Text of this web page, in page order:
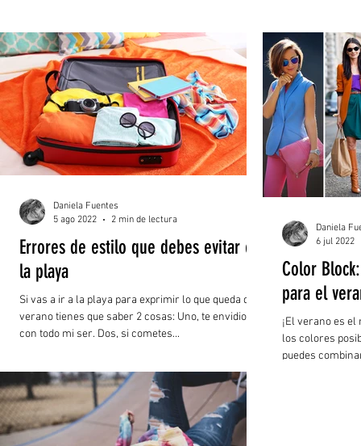
Errores de estilo que debes evitar en
la playa
Si vas a ir a la playa para exprimir lo que queda del
verano tienes que saber 2 cosas: Uno, te envidio
con todo mi ser. Dos, si cometes...
Daniela Fuentes
5 ago 2022
2 min de lectura
Color
para el
¡El verano es
los colores
puedes
Daniela
6 jul 2022